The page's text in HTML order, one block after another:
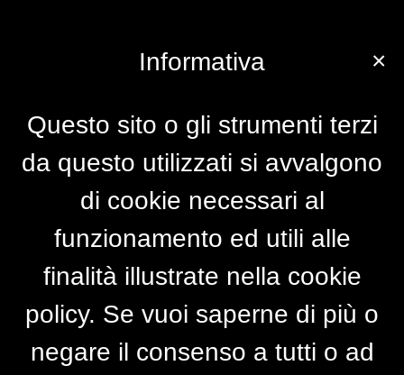
×
Informativa
Questo sito o gli strumenti terzi
da questo utilizzati si avvalgono
di cookie necessari al
funzionamento ed utili alle
finalità illustrate nella cookie
policy. Se vuoi saperne di più o
negare il consenso a tutti o ad